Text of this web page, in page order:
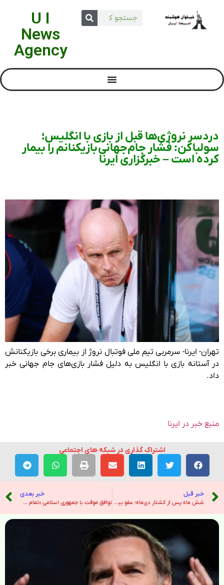
U I
News
Agency
دردسر نروژی‌ها قبل از بازی با انگلیس؛
سولباکن: فشار جام‌جهانی بازیکنانم را بیمار
کرده است – خبرگزاری ایرنا
تهران- ایرنا- سرمربی تیم ملی فوتبال نروژ از بیماری برخی بازیکنانش
در آستانه بازی با انگلیس به دلیل فشار بازی‌های جام جهانی خبر
داد.
منبع خبر در ایرنا
اشتراک گذاری در شبکه های اجتماعی
خبر قبل
شش ماه پس از کشتار دی‌ماه؛ عفو بین‌الملل درباره خطر «جنایات بیشتر» در ایران هشدار داد – رادیو فردا
خبر بعدی
توافق موقت با جمهوری اسلامی «تمام شده» و تمایلی به تعامل با جمهوری اسلامی ندارم – صدای آمریکا